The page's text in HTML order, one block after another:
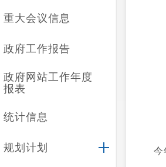
重大会议信息
政府工作报告
政府网站工作年度
报表
统计信息
规划计划 今